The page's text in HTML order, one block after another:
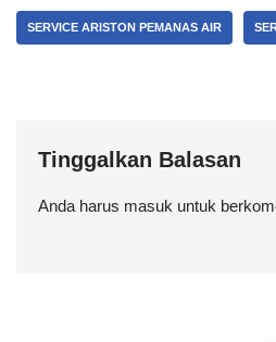
SERVICE ARISTON PEMANAS AIR
Tinggalkan Balasan
Anda harus masuk untuk